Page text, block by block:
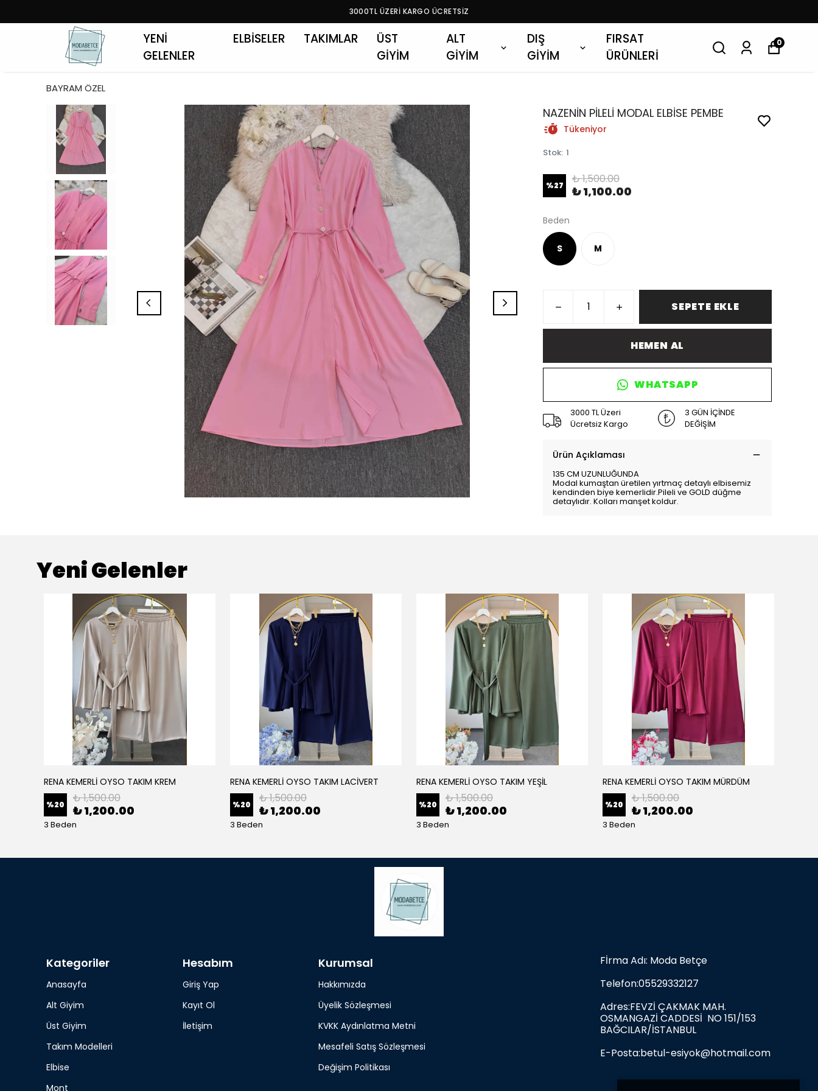
3000TL ÜZERİ KARGO ÜCRETSİZ
YENİ
GELENLER
ELBİSELER TAKIMLAR
ÜST
GİYİM
ALT
GİYİM
DIŞ
GİYİM
FIRSAT
ÜRÜNLERİ
0
BAYRAM ÖZEL
NAZENİN PİLELİ MODAL ELBİSE PEMBE
Tükeniyor
Stok: 1
%27 ₺ 1,500.00
₺ 1,100.00
Beden
S M
SEPETE EKLE
HEMEN AL
WHATSAPP
3000 TL Üzeri
Ücretsiz Kargo
3 GÜN İÇİNDE
DEĞİŞİM
Ürün Açıklaması
135 CM UZUNLUĞUNDA
Modal kumaştan üretilen yırtmaç detaylı elbisemiz
kendinden biye kemerlidir.Pileli ve GOLD düğme
detaylıdır. Kolları manşet koldur.
Yeni Gelenler
RENA KEMERLİ OYSO TAKIM KREM
%20 ₺ 1,500.00
₺ 1,200.00
3 Beden
RENA KEMERLİ OYSO TAKIM LACİVERT
%20 ₺ 1,500.00
₺ 1,200.00
3 Beden
RENA KEMERLİ OYSO TAKIM YEŞİL
%20 ₺ 1,500.00
₺ 1,200.00
3 Beden
RENA KEMERLİ OYSO TAKIM MÜRDÜM
%20 ₺ 1,500.00
₺ 1,200.00
3 Beden
Kategoriler
Anasayfa
Alt Giyim
Üst Giyim
Takım Modelleri
Elbise
Mont
Hesabım
Giriş Yap
Kayıt Ol
İletişim
Kurumsal
Hakkımızda
Üyelik Sözleşmesi
KVKK Aydınlatma Metni
Mesafeli Satış Sözleşmesi
Değişim Politikası
Fİrma Adı: Moda Betçe
Telefon:05529332127
Adres:FEVZİ ÇAKMAK MAH.
OSMANGAZİ CADDESİ NO 151/153
BAĞCILAR/İSTANBUL
E-Posta:betul-esiyok@hotmail.com